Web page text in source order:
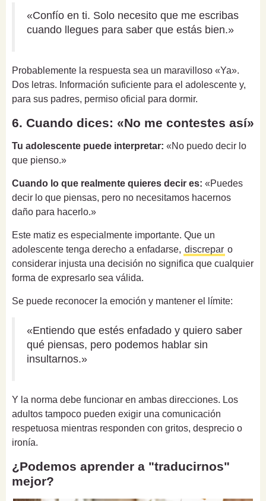
«Confío en ti. Solo necesito que me escribas
cuando llegues para saber que estás bien.»
Probablemente la respuesta sea un maravilloso «Ya».
Dos letras. Información suficiente para el adolescente y,
para sus padres, permiso oficial para dormir.
6. Cuando dices: «No me contestes así»
Tu adolescente puede interpretar: «No puedo decir lo
que pienso.»
Cuando lo que realmente quieres decir es: «Puedes
decir lo que piensas, pero no necesitamos hacernos
daño para hacerlo.»
Este matiz es especialmente importante. Que un
adolescente tenga derecho a enfadarse, discrepar o
considerar injusta una decisión no significa que cualquier
forma de expresarlo sea válida.
Se puede reconocer la emoción y mantener el límite:
«Entiendo que estés enfadado y quiero saber
qué piensas, pero podemos hablar sin
insultarnos.»
Y la norma debe funcionar en ambas direcciones. Los
adultos tampoco pueden exigir una comunicación
respetuosa mientras responden con gritos, desprecio o
ironía.
¿Podemos aprender a "traducirnos"
mejor?